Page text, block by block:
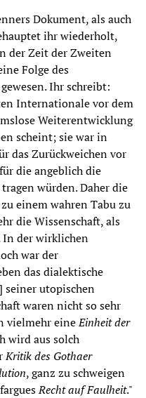
Dokument, als auch
ihr wiederholt,
der Zeit der Zweiten
Folge des
Ihr schreibt:
Internationale vor dem
Weiterentwicklung
scheint; sie war in
das Zurückweichen vor
die angeblich die
tragen würden. Daher die
einem wahren Tabu zu
die Wissenschaft, als
In der wirklichen
war der
das dialektische
seiner utopischen
waren nicht so sehr
vielmehr eineEinheit der
wird aus solch
Kritik des Gothaer
, ganz zu schweigen
Recht auf Faulheit."